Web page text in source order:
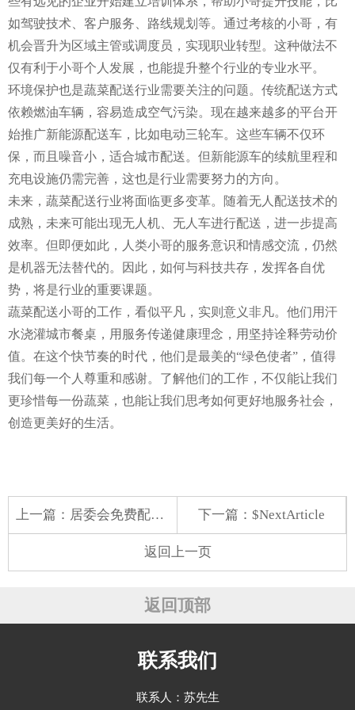
如驾驶技术、客户服务、路线规划等。通过考核的小哥，有
机会晋升为区域主管或调度员，实现职业转型。这种做法不
仅有利于小哥个人发展，也能提升整个行业的专业水平。
环境保护也是蔬菜配送行业需要关注的问题。传统配送方式
依赖燃油车辆，容易造成空气污染。现在越来越多的平台开
始推广新能源配送车，比如电动三轮车。这些车辆不仅环
保，而且噪音小，适合城市配送。但新能源车的续航里程和
充电设施仍需完善，这也是行业需要努力的方向。
未来，蔬菜配送行业将面临更多变革。随着无人配送技术的
成熟，未来可能出现无人机、无人车进行配送，进一步提高
效率。但即便如此，人类小哥的服务意识和情感交流，仍然
是机器无法替代的。因此，如何与科技共存，发挥各自优
势，将是行业的重要课题。
蔬菜配送小哥的工作，看似平凡，实则意义非凡。他们用汗
水浇灌城市餐桌，用服务传递健康理念，用坚持诠释劳动价
值。在这个快节奏的时代，他们是最美的“绿色使者”，值得
我们每一个人尊重和感谢。了解他们的工作，不仅能让我们
更珍惜每一份蔬菜，也能让我们思考如何更好地服务社会，
创造更美好的生活。
上一篇： 居委会免费配送蔬菜 下一篇：$NextArticle
返回上一页
返回顶部
联系我们
联系人：苏先生